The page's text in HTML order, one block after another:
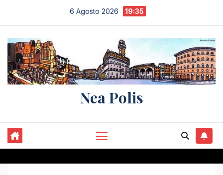
contenuto
6 Agosto 2026 19:35
Nea Polis